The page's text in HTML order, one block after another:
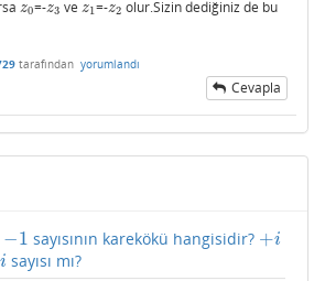
z0
z0=-z3
z3 ve z1
z1=-z2
z2 olur.Sizin dediğiniz de bu
tarafından yorumlandı
Cevapla
−1
−1 sayısının karekökü hangisidir? +i
+i
i sayısı mı?